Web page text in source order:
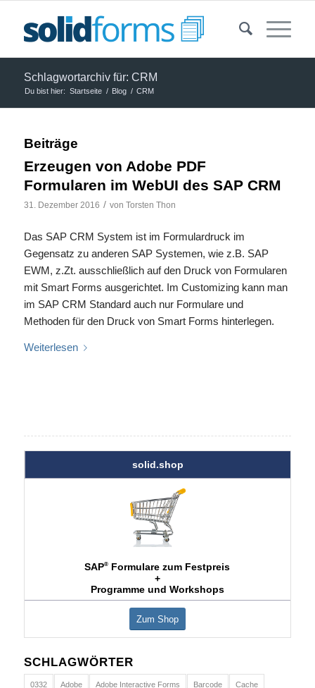
Schlagwortarchiv für: CRM
Du bist hier: Startseite / Blog / CRM
Beiträge
Erzeugen von Adobe PDF
Formularen im WebUI des SAP CRM
31. Dezember 2016 / von Torsten Thon
Das SAP CRM System ist im Formulardruck im
Gegensatz zu anderen SAP Systemen, wie z.B. SAP
EWM, z.Zt. ausschließlich auf den Druck von Formularen
mit Smart Forms ausgerichtet. Im Customizing kann man
im SAP CRM Standard auch nur Formulare und
Methoden für den Druck von Smart Forms hinterlegen.
Weiterlesen
solid.shop
SAP® Formulare zum Festpreis
+
Programme und Workshops
Zum Shop
SCHLAGWÖRTER
0332 Adobe Adobe Interactive Forms Barcode Cache